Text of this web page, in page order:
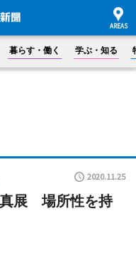
暮らす・働く 学ぶ・知る
2020.11.25
真展 場所性を持